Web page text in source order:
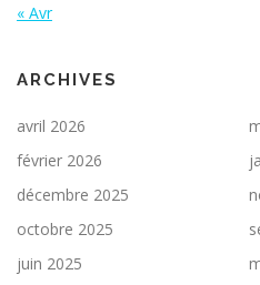
« Avr
ARCHIVES
avril 2026
février 2026
décembre 2025
octobre 2025
juin 2025